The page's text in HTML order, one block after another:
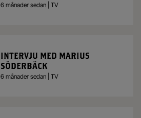
6 månader sedan | TV
INTERVJU MED MARIUS
SÖDERBÄCK
6 månader sedan | TV